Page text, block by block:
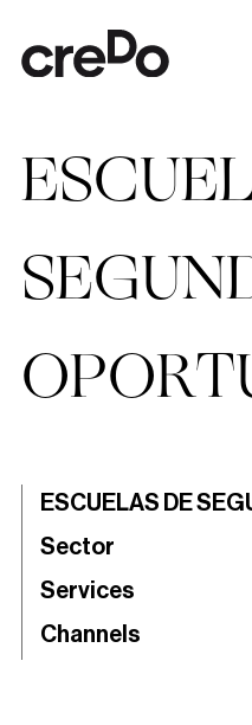
ESCUELAS DE
Sector
Services
Channels